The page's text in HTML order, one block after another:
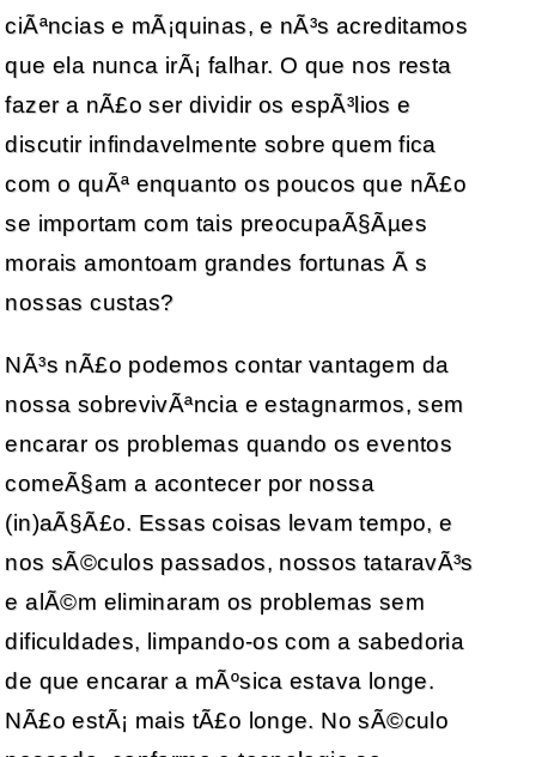
ciÃªncias e mÃ¡quinas, e nÃ³s acreditamos
que ela nunca irÃ¡ falhar. O que nos resta
fazer a nÃ£o ser dividir os espÃ³lios e
discutir infindavelmente sobre quem fica
com o quÃª enquanto os poucos que nÃ£o
se importam com tais preocupaÃ§Ãµes
morais amontoam grandes fortunas Ã s
nossas custas?
NÃ³s nÃ£o podemos contar vantagem da
nossa sobrevivÃªncia e estagnarmos, sem
encarar os problemas quando os eventos
comeÃ§am a acontecer por nossa
(in)aÃ§Ã£o. Essas coisas levam tempo, e
nos sÃ©culos passados, nossos tataravÃ³s
e alÃ©m eliminaram os problemas sem
dificuldades, limpando-os com a sabedoria
de que encarar a mÃºsica estava longe.
NÃ£o estÃ¡ mais tÃ£o longe. No sÃ©culo